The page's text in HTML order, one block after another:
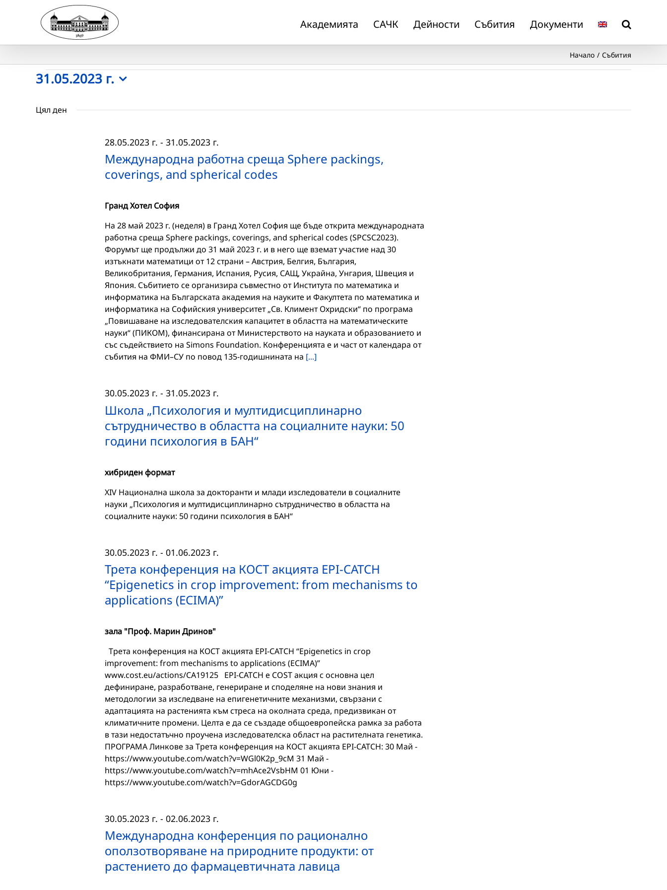
Академията САЧК Дейности Събития Документи
Начало Събития
Събития
for
31.05.2023 г.
date.
Цял ден
Международна работна среща Sphere packings,
coverings, and spherical codes
28.05.2023 г. - 31.05.2023 г.
Гранд Хотел София
На 28 май 2023 г. (неделя) в Гранд Хотел София ще бъде открита международната
работна среща Sphere packings, coverings, and spherical codes (SPCSC2023).
Форумът ще продължи до 31 май 2023 г. и в него ще вземат участие над 30
изтъкнати математици от 12 страни – Австрия, Белгия, България,
Великобритания, Германия, Испания, Русия, САЩ, Украйна, Унгария, Швеция и
Япония. Събитието се организира съвместно от Института по математика и
информатика на Българската академия на науките и Факултета по математика и
информатика на Софийския университет „Св. Климент Охридски“ по програма
„Повишаване на изследователския капацитет в областта на математическите
науки“ (ПИКОМ), финансирана от Министерството на науката и образованието и
със съдействието на Simons Foundation. Конференцията е и част от календара от
събития на ФМИ–СУ по повод 135-годишнината на [...]
Школа „Психология и мултидисциплинарно
сътрудничество в областта на социалните науки: 50
години психология в БАН“
30.05.2023 г. - 31.05.2023 г.
хибриден формат
XIV Национална школа за докторанти и млади изследователи в социалните
науки „Психология и мултидисциплинарно сътрудничество в областта на
социалните науки: 50 години психология в БАН“
Трета конференция на КОСТ акцията EPI-CATCH
“Epigenetics in crop improvement: from mechanisms to
applications (ECIMA)”
30.05.2023 г. - 01.06.2023 г.
зала "Проф. Марин Дринов"
Трета конференция на КОСТ акцията EPI-CATCH “Epigenetics in crop
improvement: from mechanisms to applications (ECIMA)”
www.cost.eu/actions/CA19125 EPI-CATCH е COST акция с основна цел
дефиниране, разработване, генериране и споделяне на нови знания и
методологии за изследване на епигенетичните механизми, свързани с
адаптацията на растенията към стреса на околната среда, предизвикан от
климатичните промени. Целта е да се създаде общоевропейска рамка за работа
в тази недостатъчно проучена изследователска област на растителната генетика.
ПРОГРАМА Линкове за Трета конференция на КОСТ акцията EPI-CATCH: 30 Май -
https://www.youtube.com/watch?v=WGl0K2p_9cM 31 Май -
https://www.youtube.com/watch?v=mhAce2VsbHM 01 Юни -
https://www.youtube.com/watch?v=GdorAGCDG0g
Международна конференция по рационално
оползотворяване на природните продукти: от
растението до фармацевтичната лавица
30.05.2023 г. - 02.06.2023 г.